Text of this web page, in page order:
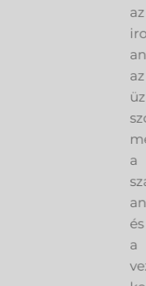
az
az
a
és
a